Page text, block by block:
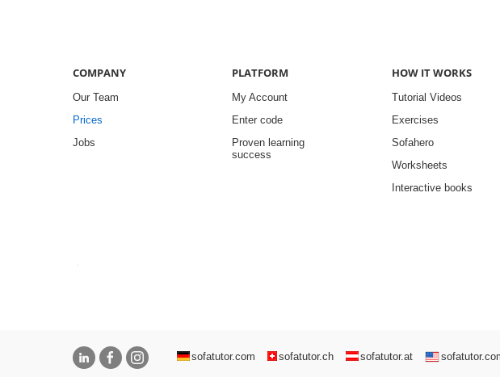
COMPANY
Our Team
Prices
Jobs
PLATFORM
My Account
Enter code
Proven learning
success
HOW IT WORKS
Tutorial Videos
Exercises
Sofahero
Worksheets
Interactive books
sofatutor.com sofatutor.ch sofatutor.at